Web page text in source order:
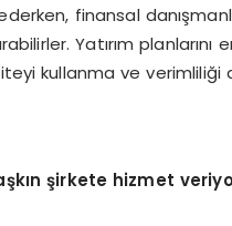
finansal
Yatırım
kullanma ve verimliliği
şirkete hizmet